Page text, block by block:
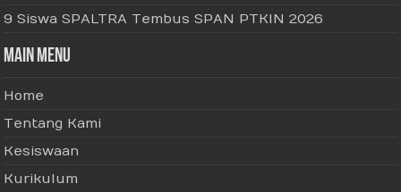
9 Siswa SPALTRA Tembus SPAN PTKIN 2026
Main Menu
Home
Tentang Kami
Kesiswaan
Kurikulum